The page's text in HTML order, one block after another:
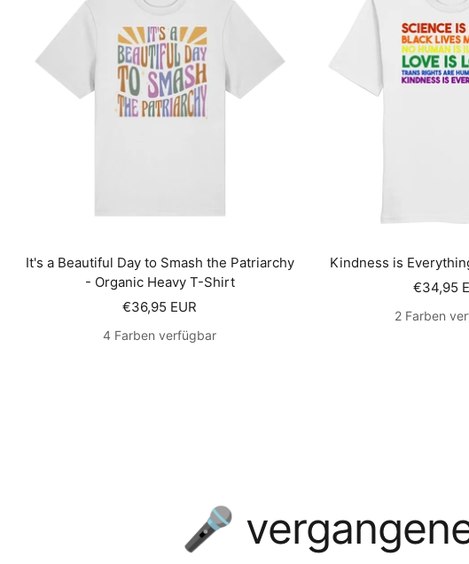
It's a Beautiful Day to Smash the Patriarchy
- Organic Heavy T-Shirt
Angebotspreis
€36,95 EUR
4 Farben verfügbar
Kindness is
€34,95
2 Farben
🎤